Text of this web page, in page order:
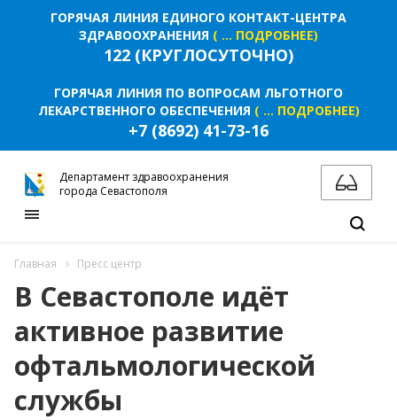
Главная Пресс центр
В Севастополе идёт
активное развитие
офтальмологической
службы
ГОРЯЧАЯ ЛИНИЯ ЕДИНОГО КОНТАКТ-ЦЕНТРА
ЗДРАВООХРАНЕНИЯ ( ... ПОДРОБНЕЕ)
122 (КРУГЛОСУТОЧНО)
ГОРЯЧАЯ ЛИНИЯ ПО ВОПРОСАМ ЛЬГОТНОГО
ЛЕКАРСТВЕННОГО ОБЕСПЕЧЕНИЯ ( ... ПОДРОБНЕЕ)
+7 (8692) 41-73-16
Департамент здравоохранения
города Севастополя